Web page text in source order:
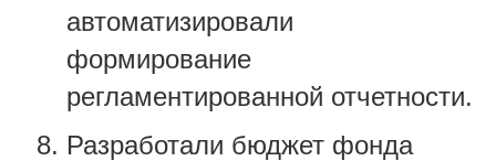
автоматизировали
формирование
регламентированной отчетности.
Разработали бюджет фонда